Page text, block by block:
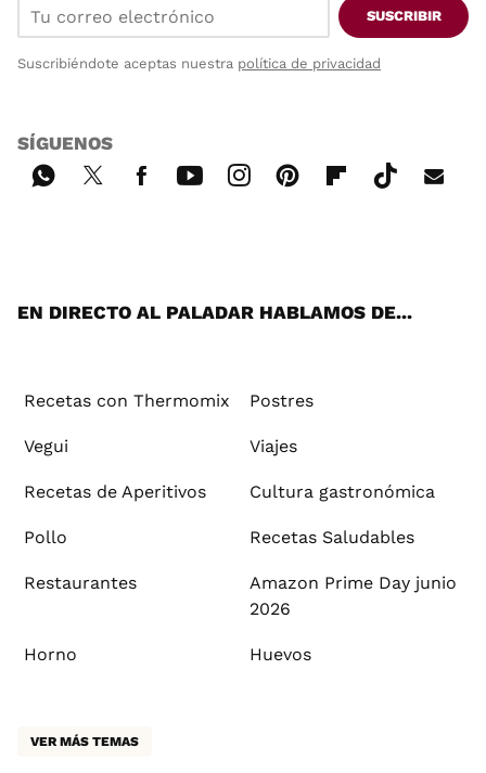
SUSCRIBIR
Suscribiéndote aceptas nuestra política de privacidad
SÍGUENOS
EN DIRECTO AL PALADAR HABLAMOS DE...
Recetas con Thermomix Postres
Vegui Viajes
Recetas de Aperitivos Cultura gastronómica
Pollo Recetas Saludables
Restaurantes
Amazon Prime Day junio
2026
Horno Huevos
VER MÁS TEMAS